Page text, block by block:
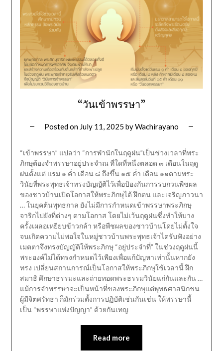
“วันเข้าพรรษา”
Posted on July 11, 2025 byWachirayano
“เข้าพรรษา” แปลว่า “การพำนักในฤดูฝน”เป็นช่วงเวลาที่พระ
ภิกษุต้องจำพรรษาอยู่ประจำณ ที่ใดที่หนึ่งตลอด ๓ เดือนในฤดู
ฝนตั้งแต่ แรม ๑ ค่ำ เดือน ๘ ถึงขึ้น ๑๕ ค่ำ เดือน ๑๑ตามพระ
วินัยที่พระพุทธเจ้าทรงบัญญัติไว้เพื่อป้องกันการรบกวนพืชผล
ของชาวบ้านเปิดโอกาสให้พระภิกษุได้ ฝึกตน และเจริญภาวนา
… ในยุคต้นพุทธกาล ยังไม่มีการกำหนดเข้าพรรษาพระภิกษุ
จาริกไปยังที่ต่างๆ ตามโอกาส โดยไม่เว้นฤดูฝนซึ่งทำให้บาง
ครั้งเผลอเหยียบข้าวกล้า หรือพืชผลของชาวบ้านโดยไม่ตั้งใจ
จนเกิดความไม่พอใจในหมู่ชาวบ้านพระพุทธเจ้าไดรับฟังอย่าง
เมตตาจึงทรงบัญญัติให้พระภิกษุ “อยู่ประจำที่” ในช่วงฤดูฝนนี้
พระองค์ไม่ได้ทรงกำหนดไว้เพียงเพื่อแก้ปัญหาเท่านั้นหากยัง
ทรง เปลี่ยนสถานการณ์เป็นโอกาสให้พระภิกษุใช้เวลานี้ ฝึก
สมาธิ ศึกษาธรรมะและถ่ายทอดพระธรรมวินัยแก่กันและกัน …
แม้การจำพรรษาจะเป็นหน้าที่ของพระภิกษุแต่พุทธศาสนิกชน
ผู้มีจิตศรัทธา ก็มักร่วมตั้งการปฏิบัติเช่นกันเช่น ให้พรรษานี้
เป็น “พรรษาแห่งปัญญา” ด้วยกันเทญ
Read more